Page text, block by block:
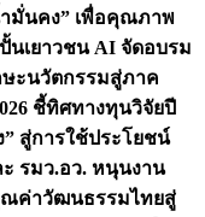
มั่นคง” เพื่อคุณภาพ
นเยาวชน AI จัดอบรม
ษะนวัตกรรมสู่ภาค
ชี้ทิศทางทุนวิจัยปี
สู่การใช้ประโยชน์
รมว.อว. หนุนงาน
ณค่าวัฒนธรรมไทยสู่